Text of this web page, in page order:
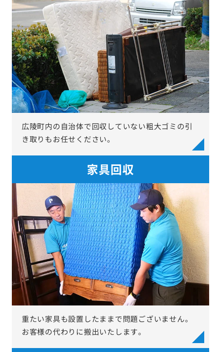
広陵町内の自治体で回収していない粗大ゴミの引
き取りもお任せください。
家具回収
重たい家具も設置したままで問題ございません。
お客様の代わりに搬出いたします。